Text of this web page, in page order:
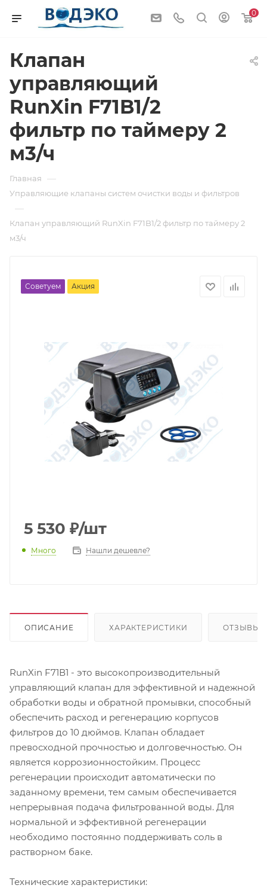
0
Клапан
управляющий
RunXin F71B1/2
фильтр по таймеру 2
м3/ч
Главная —
Управляющие клапаны систем очистки воды и фильтров
—
Клапан управляющий RunXin F71B1/2 фильтр по таймеру 2
м3/ч
Советуем Акция
5 530 ₽/шт
Много Нашли дешевле?
ОПИСАНИЕ ХАРАКТЕРИСТИКИ ОТЗЫВЫ
RunXin F71В1 - это высокопроизводительный
управляющий клапан для эффективной и надежной
обработки воды и обратной промывки, способный
обеспечить расход и регенерацию корпусов
фильтров до 10 дюймов. Клапан обладает
превосходной прочностью и долговечностью. Он
является коррозионностойким. Процесс
регенерации происходит автоматически по
заданному времени, тем самым обеспечивается
непрерывная подача фильтрованной воды. Для
нормальной и эффективной регенерации
необходимо постоянно поддерживать соль в
растворном баке.
Технические характеристики: